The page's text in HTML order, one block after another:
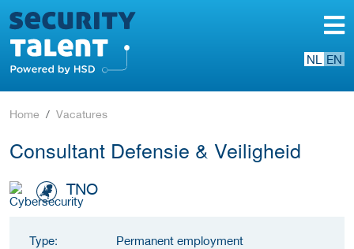
NL EN
Home Vacatures
Consultant Defensie & Veiligheid
TNO
Type: Permanent employment